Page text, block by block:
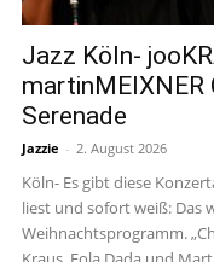
Jazz Köln-
martinMEIXNER
Serenade
Jazzie - 2. August 2026
Köln- Es gibt diese
liest und sofort weiß: Das
Weihnachtsprogramm.